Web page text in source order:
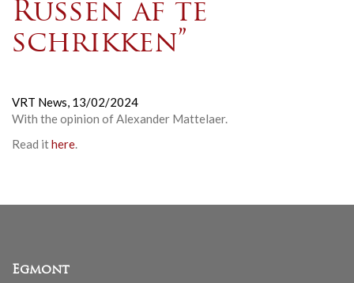
Russen af te
schrikken”
VRT News, 13/02/2024
With the opinion of Alexander Mattelaer.
Read ithere.
Egmont